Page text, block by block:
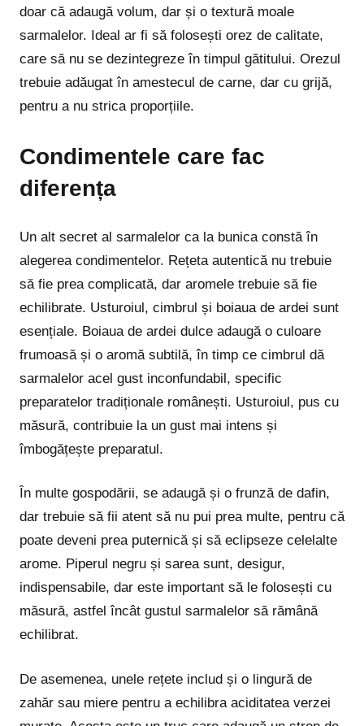
doar că adaugă volum, dar și o textură moale
sarmalelor. Ideal ar fi să folosești orez de calitate,
care să nu se dezintegreze în timpul gătitului. Orezul
trebuie adăugat în amestecul de carne, dar cu grijă,
pentru a nu strica proporțiile.
Condimentele care fac
diferența
Un alt secret al sarmalelor ca la bunica constă în
alegerea condimentelor. Rețeta autentică nu trebuie
să fie prea complicată, dar aromele trebuie să fie
echilibrate. Usturoiul, cimbrul și boiaua de ardei sunt
esențiale. Boiaua de ardei dulce adaugă o culoare
frumoasă și o aromă subtilă, în timp ce cimbrul dă
sarmalelor acel gust inconfundabil, specific
preparatelor tradiționale românești. Usturoiul, pus cu
măsură, contribuie la un gust mai intens și
îmbogățește preparatul.
În multe gospodării, se adaugă și o frunză de dafin,
dar trebuie să fii atent să nu pui prea multe, pentru că
poate deveni prea puternică și să eclipseze celelalte
arome. Piperul negru și sarea sunt, desigur,
indispensabile, dar este important să le folosești cu
măsură, astfel încât gustul sarmalelor să rămână
echilibrat.
De asemenea, unele rețete includ și o lingură de
zahăr sau miere pentru a echilibra aciditatea verzei